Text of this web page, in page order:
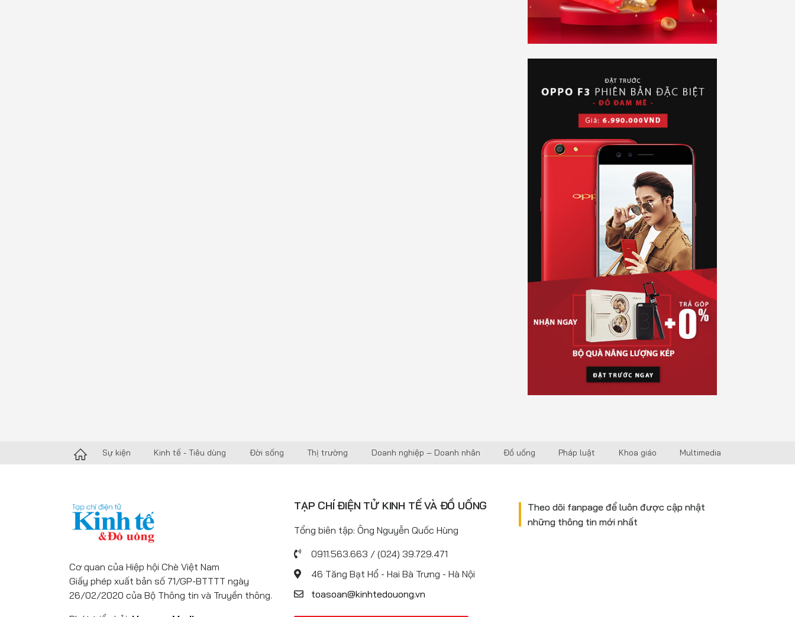
Sự kiện Kinh tế - Tiêu dùng Đời sống Thị trường Doanh nghiệp – Doanh nhân Đồ uống Pháp luật Khoa giáo Multimedia
Cơ quan của Hiệp hội Chè Việt Nam
Giấy phép xuất bản số 71/GP-BTTTT ngày
26/02/2020 của Bộ Thông tin và Truyền thông.
TẠP CHÍ ĐIỆN TỬ KINH TẾ VÀ ĐỒ UỐNG
Tổng biên tập: Ông Nguyễn Quốc Hùng
0911.563.663 / (024) 39.729.471
46 Tăng Bạt Hổ - Hai Bà Trưng - Hà Nội
toasoan@kinhtedouong.vn
Theo dõi fanpage để luôn được cập nhật
những thông tin mới nhất